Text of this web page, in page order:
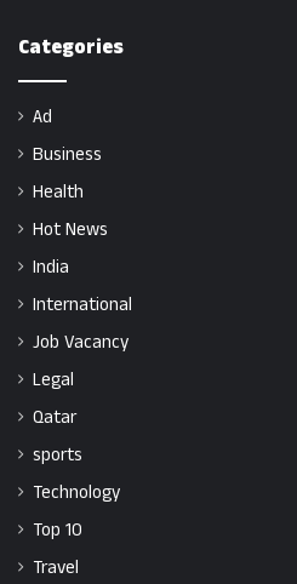
Categories
Ad
Business
Health
Hot News
India
International
Job Vacancy
Legal
Qatar
sports
Technology
Top 10
Travel